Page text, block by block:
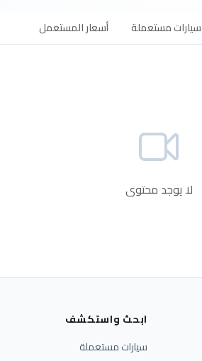
سيارات مستعملة أسعار المستعمل
لا يوجد محتوى
ابحث واستكشف
سيارات مستعملة